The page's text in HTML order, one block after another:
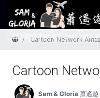
首頁 Cartoon Network
Cartoon
Sam & Gloria 蕭遙遊